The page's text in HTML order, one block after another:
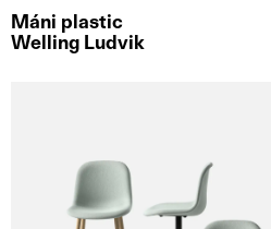
Máni plastic
Welling Ludvik